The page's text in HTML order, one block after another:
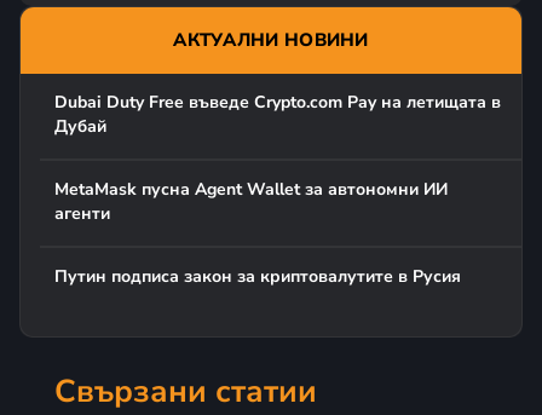
АКТУАЛНИ НОВИНИ
Dubai Duty Free въведе Crypto.com Pay на летищата в
Дубай
MetaMask пусна Agent Wallet за автономни ИИ
агенти
Путин подписа закон за криптовалутите в Русия
Свързани статии